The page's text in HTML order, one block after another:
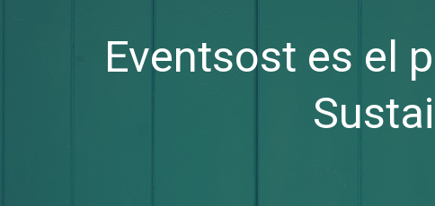
Eventsost es el